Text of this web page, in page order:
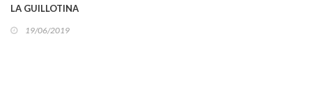
LA GUILLOTINA
19/06/2019